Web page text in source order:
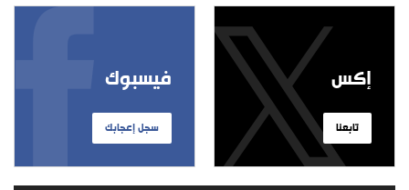
فيسبوك
سجل إعجابك
إكس
تابعنا